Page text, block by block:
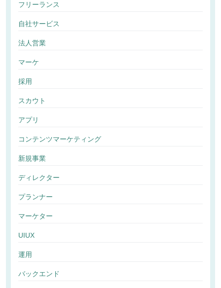
フリーランス
自社サービス
法人営業
マーケ
採用
スカウト
アプリ
コンテンツマーケティング
新規事業
ディレクター
プランナー
マーケター
UIUX
運用
バックエンド